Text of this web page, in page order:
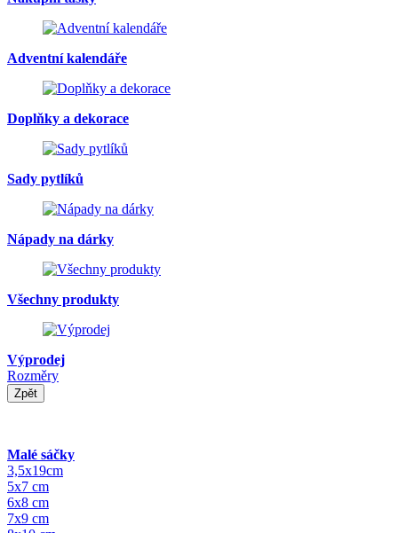
Adventní kalendáře
Doplňky a dekorace
Sady pytlíků
Nápady na dárky
Všechny produkty
Výprodej
Rozměry
Zpět
Malé sáčky
3,5x19cm
5x7 cm
6x8 cm
7x9 cm